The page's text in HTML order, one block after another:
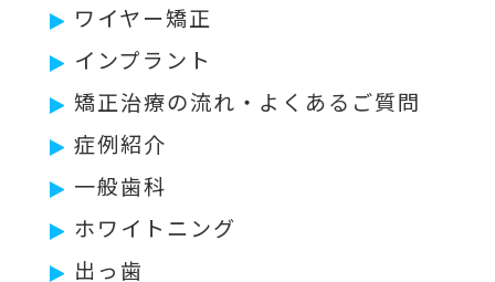
ワイヤー矯正
インプラント
矯正治療の流れ・よくあるご質問
症例紹介
一般歯科
ホワイトニング
出っ歯